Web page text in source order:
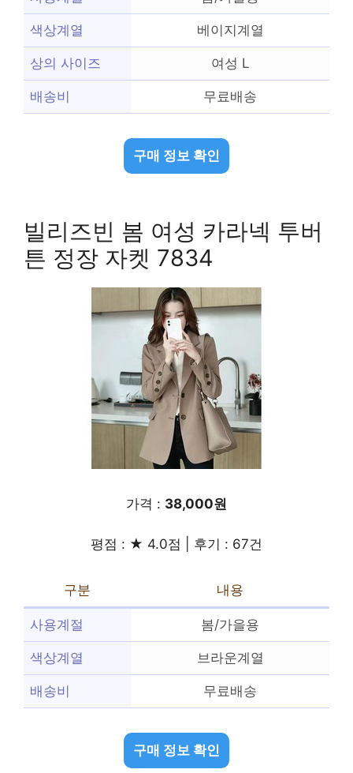
색상계열 베이지계열
상의 사이즈 여성 L
배송비 무료배송
구매 정보 확인
빌리즈빈 봄 여성 카라넥 투버
튼 정장 자켓 7834
가격 : 38,000원
평점 : ★ 4.0점 | 후기 : 67건
구분 내용
사용계절 봄/가을용
색상계열 브라운계열
배송비 무료배송
구매 정보 확인